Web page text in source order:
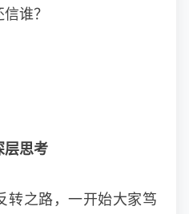
谁？
层思考
转之路，一开始大家笃